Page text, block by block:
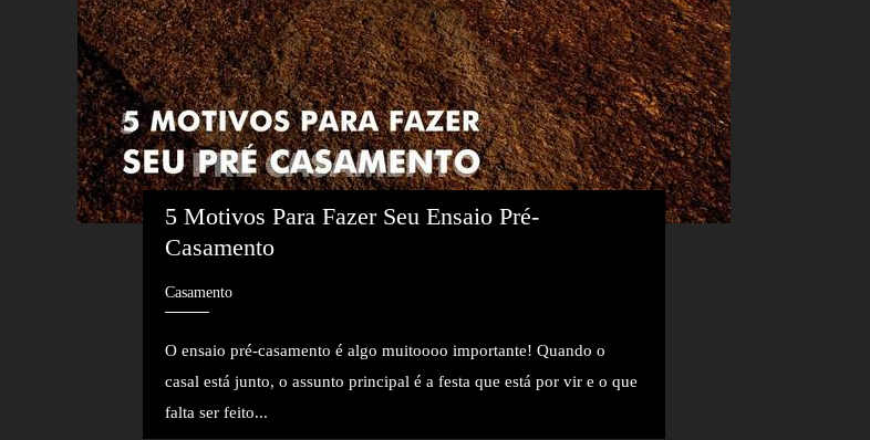
5 Motivos Para Fazer Seu Ensaio Pré-
Casamento
Casamento
O ensaio pré-casamento é algo muitoooo importante! Quando o
casal está junto, o assunto principal é a festa que está por vir e o que
falta ser feito...